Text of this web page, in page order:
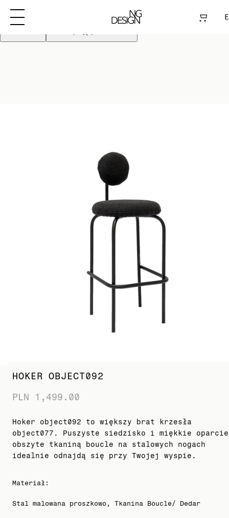
strony. Kontynuując akceptujesz pliki
HOKER OBJECT092
PLN 1,499.00
Hoker object092 to większy brat krzesła
object077. Puszyste siedzisko i miękkie oparcie
obszyte tkaniną boucle na stalowych nogach
idealnie odnajdą się przy Twojej wyspie.
Materiał :
Stal malowana proszkowo, Tkanina Boucle/ Dedar